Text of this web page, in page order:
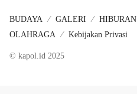
BUDAYA GALERI HIBURAN
OLAHRAGA
Kebijakan Privasi
© kapol.id 2025